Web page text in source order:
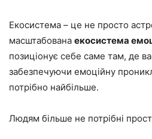
Екосистема – це не просто
масштабована екосистема
позиціонує себе саме там, де
забезпечуючи емоційну
потрібно найбільше.
Людям більше не потрібні